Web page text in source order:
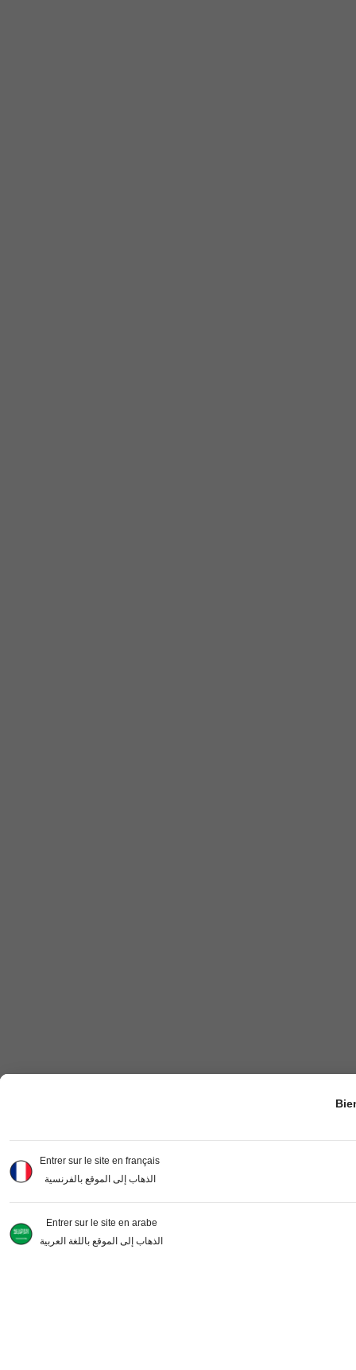
Entrer sur le site en français
الذهاب إلى الموقع بالفرنسية
Entrer sur le site en arabe
الذهاب إلى الموقع باللغة العربية